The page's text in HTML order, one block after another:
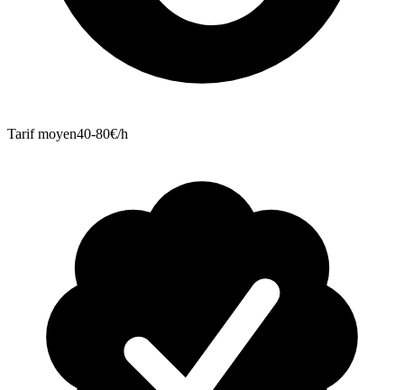
Tarif moyen40-80€/h